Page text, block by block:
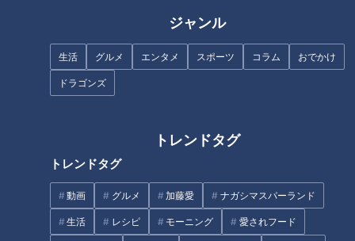
ジャンル
生活 グルメ エンタメ スポーツ コラム おでかけ
ドラゴンズ
トレンドタグ
トレンドタグ
動画 グルメ 加藤愛 ナガシマスパーランド
生活 レシピ モーニング 愛されフード
①【道との遭遇】
タグ
エンタメ 三田悠貴 道との遭遇